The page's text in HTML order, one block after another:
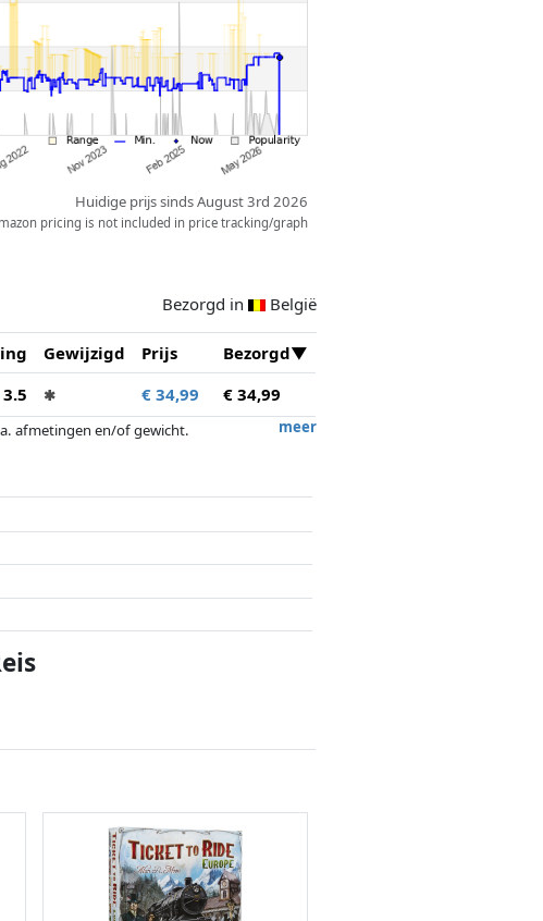
Huidige prijs sinds August 3rd 2026
pricing is not included in price tracking/graph
Bezorgd in België
Gewijzigd Prijs
Bezorgd
✱ € 34,99 € 34,99
meer
afmetingen en/of gewicht.